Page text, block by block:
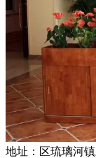
地址：区琉璃河